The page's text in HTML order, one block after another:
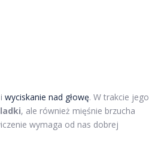
wyciskanie nad głowę. W trakcie jego
, ale również mięśnie brzucha
wymaga od nas dobrej